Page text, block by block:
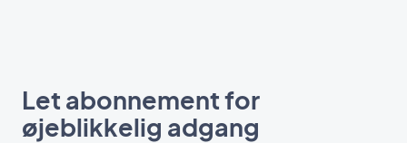
Let abonnement for
øjeblikkelig adgang